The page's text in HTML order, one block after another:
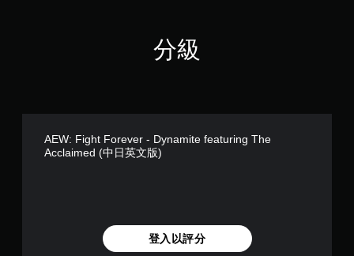
分級
AEW: Fight Forever - Dynamite featuring The
Acclaimed (中日英文版)
登入以評分